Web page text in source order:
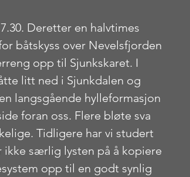
Deretter en halvtimes
båtskyss over Nevelsfjorden
opp til Sjunkskaret. I
litt ned i Sjunkdalen og
langsgående hylleformasjon
foran oss. Flere bløte sva
Tidligere har vi studert
ikke særlig lysten på å kopiere
opp til en godt synlig